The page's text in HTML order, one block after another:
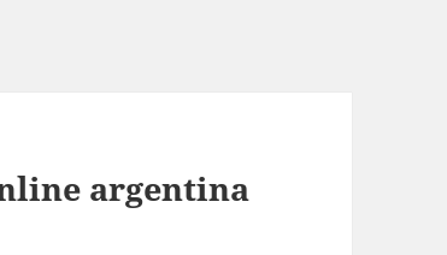
argentina